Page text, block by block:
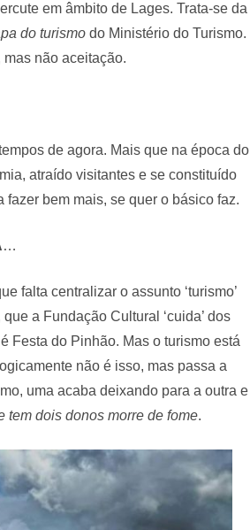
em âmbito de Lages. Trata-se da
do turismodo Ministério do Turismo.
não aceitação.
de agora. Mais que na época do
atraído visitantes e se constituído
bem mais, se quer o básico faz.
…
falta centralizar o assunto ‘turismo’
a Fundação Cultural ‘cuida’ dos
Festa do Pinhão. Mas o turismo está
não é isso, mas passa a
uma acaba deixando para a outra e
tem dois donos morre de fome.